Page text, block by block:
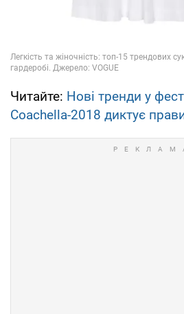
Читайте: Нові тренди у
Coachella-2018 диктує